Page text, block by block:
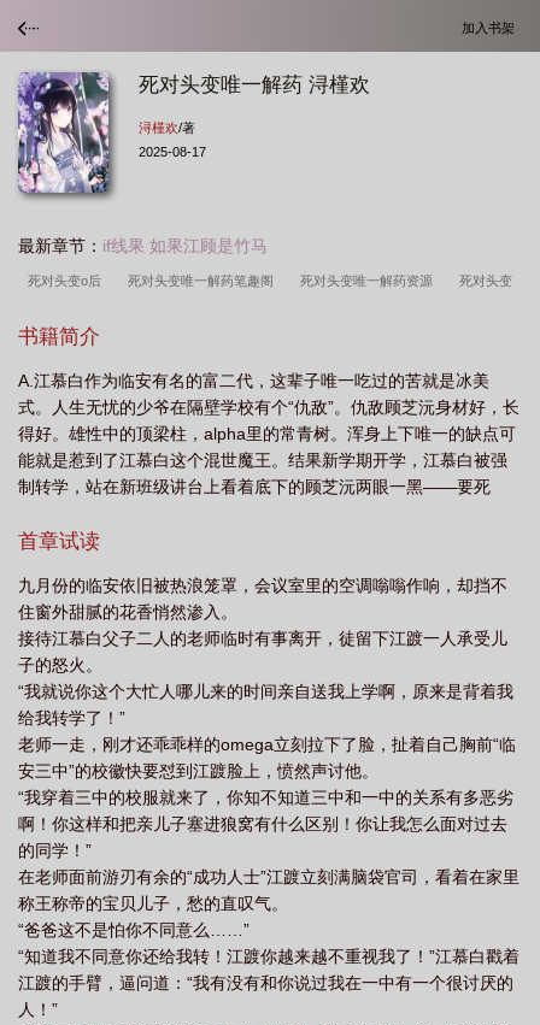
加入书架
死对头变唯一解药 浔槿欢
浔槿欢/著
2025-08-17
最新章节： if线果 如果江顾是竹马
死对头变o后 死对头变唯一解药笔趣阁 死对头变唯一解药资源 死对头变
于变成 死对头变唯一解药百度
TXT 死对头变唯一解药by浔槿欢 死对头变情人的 死对头变唯一解药
by 死对头变真爱 死对头变唯一解药在线阅读 死对头变情敌 死对头变
唯一解药免费 死对头变唯一解药 浔槿欢 死对头变对象 死对头终于破
书籍简介
A.江慕白作为临安有名的富二代，这辈子唯一吃过的苦就是冰美
式。人生无忧的少爷在隔壁学校有个“仇敌”。仇敌顾芝沅身材好，长
得好。雄性中的顶梁柱，alpha里的常青树。浑身上下唯一的缺点可
能就是惹到了江慕白这个混世魔王。结果新学期开学，江慕白被强
制转学，站在新班级讲台上看着底下的顾芝沅两眼一黑——要死
弱小可怜无助的江慕白恰恰在场，成为唯一受害人。性别协会火速
身边的作用约等于椿药。医生笑意盈盈：你们两个不会突然觉得很
想亲对方吗∧∧江＆顾：并不会。C.口口声声义正言辞说着并不会的
两个人在上课铃声打响后躲在没有人的会议室里拥抱接吻。江慕白
猛猛吸着仇敌身上的信息素，被亲的支支吾吾：顾芝沅……就这一
次……顾芝沅：嗯，少爷说什么就是什么。
首章试读
九月份的临安依旧被热浪笼罩，会议室里的空调嗡嗡作响，却挡不
住窗外甜腻的花香悄然渗入。
接待江慕白父子二人的老师临时有事离开，徒留下江踱一人承受儿
子的怒火。
“我就说你这个大忙人哪儿来的时间亲自送我上学啊，原来是背着我
给我转学了！”
老师一走，刚才还乖乖样的omega立刻拉下了脸，扯着自己胸前“临
安三中”的校徽快要怼到江踱脸上，愤然声讨他。
“我穿着三中的校服就来了，你知不知道三中和一中的关系有多恶劣
啊！你这样和把亲儿子塞进狼窝有什么区别！你让我怎么面对过去
的同学！”
在老师面前游刃有余的“成功人士”江踱立刻满脑袋官司，看着在家里
称王称帝的宝贝儿子，愁的直叹气。
“爸爸这不是怕你不同意么……”
“知道我不同意你还给我转！江踱你越来越不重视我了！”江慕白戳着
江踱的手臂，逼问道：“我有没有和你说过我在一中有一个很讨厌的
人！”